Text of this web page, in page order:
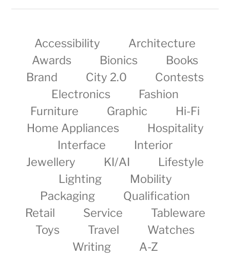
Accessibility
Architecture
Awards
Bionics
Books
Brand
City 2.0
Contests
Electronics
Fashion
Furniture
Graphic
Hi-Fi
Home Appliances
Hospitality
Interface
Interior
Jewellery
KI/AI
Lifestyle
Lighting
Mobility
Packaging
Qualification
Retail
Service
Tableware
Toys
Travel
Watches
Writing
A-Z